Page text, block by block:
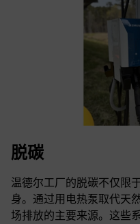
脱碳
温德尔工厂的脱碳不仅限
身。通过用电热泵取代天
场排放的主要来源。这些